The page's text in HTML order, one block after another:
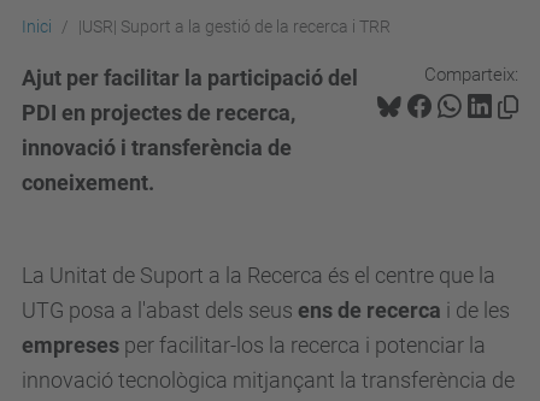
Inici |USR| Suport a la gestió de la recerca i TRR
Comparteix:
Ajut per facilitar la participació del
PDI en projectes de recerca,
innovació i transferència de
coneixement.
La Unitat de Suport a la Recerca és el centre que la
UTG posa a l'abast dels seus ens de recerca i de les
empreses per facilitar-los la recerca i potenciar la
innovació tecnològica mitjançant la transferència de